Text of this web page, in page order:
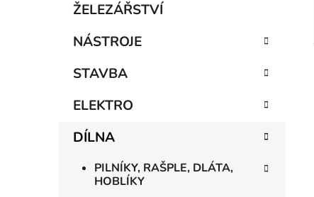
ŽELEZÁŘSTVÍ
NÁSTROJE
STAVBA
ELEKTRO
DÍLNA
PILNÍKY, RAŠPLE, DLÁTA,
HOBLÍKY